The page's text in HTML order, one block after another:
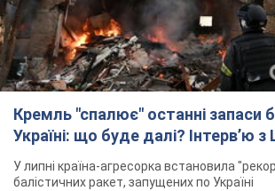
Кремль "спалює" останні запаси
Україні: що буде далі? Інтерв’ю
У липні країна-агресорка встановила
балістичних ракет, запущених по Україні